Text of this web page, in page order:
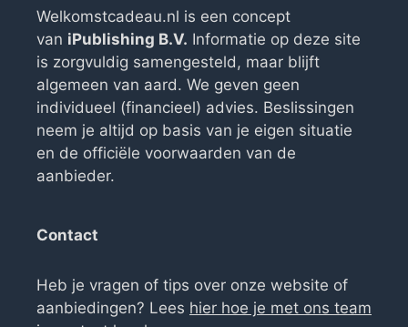
Welkomstcadeau.nl is een concept
van iPublishing B.V. Informatie op deze site
is zorgvuldig samengesteld, maar blijft
algemeen van aard. We geven geen
individueel (financieel) advies. Beslissingen
neem je altijd op basis van je eigen situatie
en de officiële voorwaarden van de
aanbieder.
Contact
Heb je vragen of tips over onze website of
aanbiedingen? Lees hier hoe je met ons team